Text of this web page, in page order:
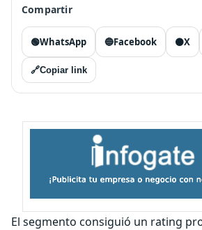
Compartir
🟢WhatsApp 🔵Facebook ⚫X
🔗Copiar link
El segmento consiguió un rating